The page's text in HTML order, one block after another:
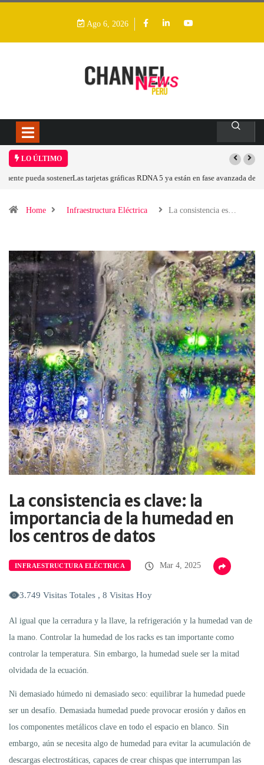
Ago 6, 2026
LO ÚLTIMO
Las tarjetas gráficas RDNA 5 ya están en fase avanzada de desarrollo
Home Infraestructura Eléctrica La consistencia es…
La consistencia es clave: la
importancia de la humedad en
los centros de datos
INFRAESTRUCTURA ELÉCTRICA Mar 4, 2025
3.749 Visitas Totales , 8 Visitas Hoy
Al igual que la cerradura y la llave, la refrigeración y la humedad van de
la mano. Controlar la humedad de los racks es tan importante como
controlar la temperatura. Sin embargo, la humedad suele ser la mitad
olvidada de la ecuación.
Ni demasiado húmedo ni demasiado seco: equilibrar la humedad puede
ser un desafío. Demasiada humedad puede provocar erosión y daños en
los componentes metálicos clave en todo el espacio en blanco. Sin
embargo, aún se necesita algo de humedad para evitar la acumulación de
descargas electrostáticas, capaces de crear chispas que interrumpan las